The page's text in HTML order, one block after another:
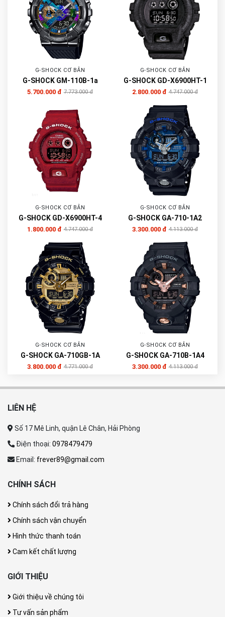
G-SHOCK CƠ BẢN
G-SHOCK GM-110B-1a
5.700.000 đ 7.773.000 đ
G-SHOCK CƠ BẢN
G-SHOCK GD-X6900HT-1
2.800.000 đ 4.747.000 đ
G-SHOCK CƠ BẢN
G-SHOCK GD-X6900HT-4
1.800.000 đ 4.747.000 đ
G-SHOCK CƠ BẢN
G-SHOCK GA-710-1A2
3.300.000 đ 4.113.000 đ
G-SHOCK CƠ BẢN
G-SHOCK GA-710GB-1A
3.800.000 đ 4.771.000 đ
G-SHOCK CƠ BẢN
G-SHOCK GA-710B-1A4
3.300.000 đ 4.113.000 đ
LIÊN HỆ
Số 17 Mê Linh, quận Lê Chân, Hải Phòng
Điện thoại: 0978479479
Email: frever89@gmail.com
CHÍNH SÁCH
Chính sách đổi trả hàng
Chính sách vận chuyển
Hình thức thanh toán
Cam kết chất lượng
GIỚI THIỆU
Giới thiệu về chúng tôi
Tư vấn sản phẩm